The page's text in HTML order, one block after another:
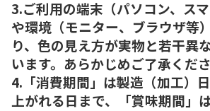
3.ご利用の端末（パソコン、スマ
や環境（モニター、ブラウザ等
り、色の見え方が実物と若干異
います。あらかじめご了承くださ
4.「消費期間」は製造（加工）
上がれる日まで、「賞味期間」